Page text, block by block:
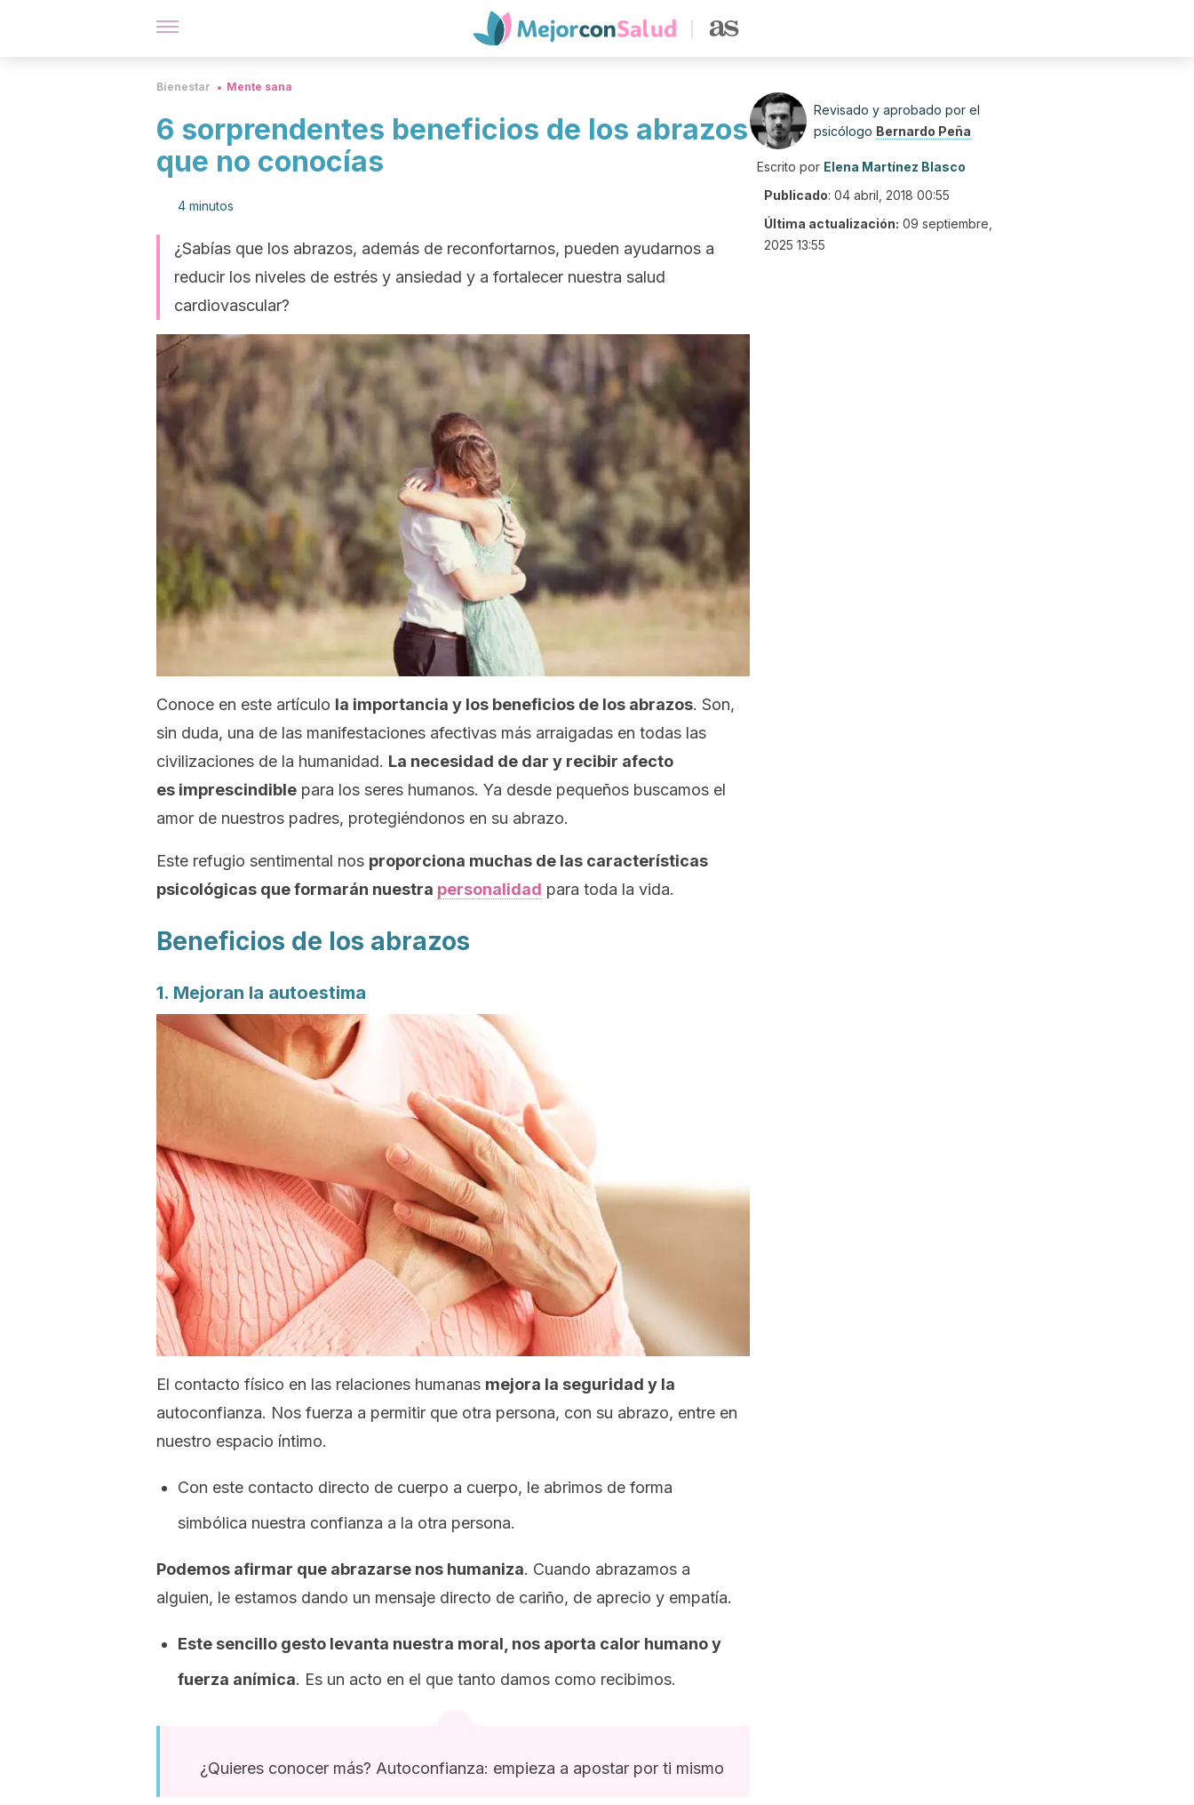
Bienestar Mente sana
6 sorprendentes beneficios de los abrazos
que no conocías
4 minutos
¿Sabías que los abrazos, además de reconfortarnos, pueden ayudarnos a
reducir los niveles de estrés y ansiedad y a fortalecer nuestra salud
cardiovascular?
Conoce en este artículo la importancia y los beneficios de los abrazos. Son,
sin duda, una de las manifestaciones afectivas más arraigadas en todas las
civilizaciones de la humanidad. La necesidad de dar y recibir afecto
es imprescindible para los seres humanos. Ya desde pequeños buscamos el
amor de nuestros padres, protegiéndonos en su abrazo.
Este refugio sentimental nos proporciona muchas de las características
psicológicas que formarán nuestra personalidad para toda la vida.
Beneficios de los abrazos
1. Mejoran la autoestima
El contacto físico en las relaciones humanas mejora la seguridad y la
autoconfianza. Nos fuerza a permitir que otra persona, con su abrazo, entre en
nuestro espacio íntimo.
Con este contacto directo de cuerpo a cuerpo, le abrimos de forma
simbólica nuestra confianza a la otra persona.
Podemos afirmar que abrazarse nos humaniza. Cuando abrazamos a
alguien, le estamos dando un mensaje directo de cariño, de aprecio y empatía.
Este sencillo gesto levanta nuestra moral, nos aporta calor humano y
fuerza anímica. Es un acto en el que tanto damos como recibimos.
¿Quieres conocer más? Autoconfianza: empieza a apostar por ti mismo
Revisado y aprobado por el
psicólogo Bernardo Peña
Escrito por Elena Martínez Blasco
Publicado: 04 abril, 2018 00:55
Última actualización: 09 septiembre,
2025 13:55